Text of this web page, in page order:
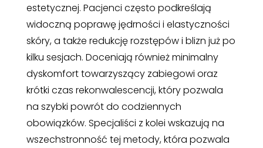
estetycznej. Pacjenci często podkreślają
widoczną poprawę jędrności i elastyczności
skóry, a także redukcję rozstępów i blizn już po
kilku sesjach. Doceniają również minimalny
dyskomfort towarzyszący zabiegowi oraz
krótki czas rekonwalescencji, który pozwala
na szybki powrót do codziennych
obowiązków. Specjaliści z kolei wskazują na
wszechstronność tej metody, która pozwala